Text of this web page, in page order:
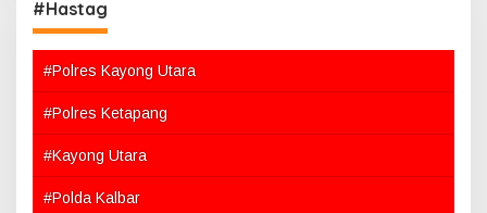
#Hastag
#Polres Kayong Utara
#Polres Ketapang
#Kayong Utara
#Polda Kalbar